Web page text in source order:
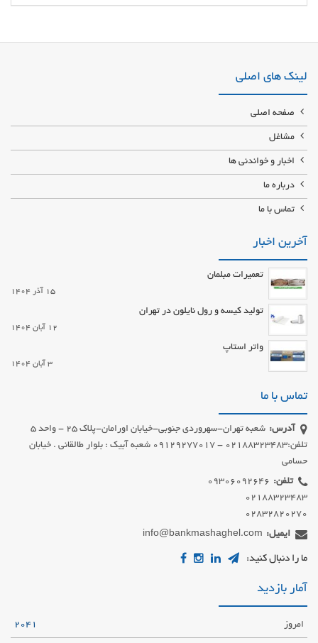
ویلایی و باغی و اداری و نگهبانی ساخت انواع کانکس باتوجه به ابعادو سلیقه شما با
لینک های اصلی
صفحه اصلی
مشاغل
اخبار و خواندنی ها
درباره ما
تماس با ما
آخرین اخبار
تعمیرات مبلمان
15 آذر 1404
تولید کیسه و رول نایلون در تهران
12 آبان 1404
واتر استاپ
3 آبان 1404
تماس با ما
آدرس:
شعبه تهران-سهروردی جنوبی-خیابان اورامان-پلاک 25 - واحد 5
تلفن:02188323483 - 09129277017 شعبه آبیک : بلوار طالقانی . خیابان
حسامی
تلفن:
02832820270
ایمیل: info@bankmashaghel.com
ما را دنبال کنید:
آمار بازدید
امروز 2041